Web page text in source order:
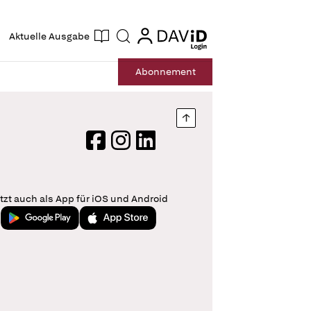
Aktuelle Ausgabe Suche login
login
Abonnement
Nach oben springen
FacebookInstagram
LinkedIn
auch als App für iOS und Android
Jetzt bei Google PlayLaden im App Store